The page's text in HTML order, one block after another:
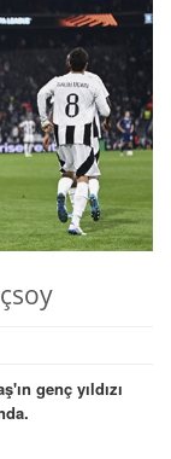
genç yıldızı